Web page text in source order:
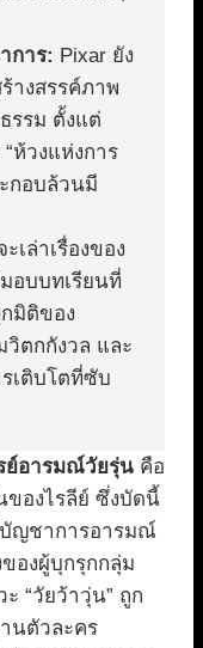
การ: Pixar ยัง
างสรรค์ภาพ
รรม ตั้งแต่
ห้วงแห่งการ
กอบล้วนมี
เล่าเรื่องของ
อบบทเรียนที่
มิติของ
ตกกังวล และ
เติบโตที่ซับ
ย์อารมณ์วัยรุ่น คือ
องไรลีย์ ซึ่งบัดนี้
บัญชาการอารมณ์
องผู้บุกรุกกลุ่ม
“วัยว้าวุ่น” ถูก
นตัวละคร